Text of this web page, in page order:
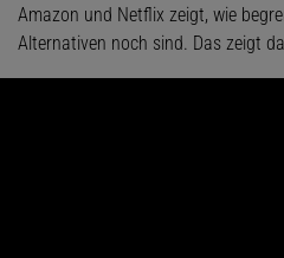
Amazon und Netflix zeigt, wie
Alternativen noch sind. Das zeigt